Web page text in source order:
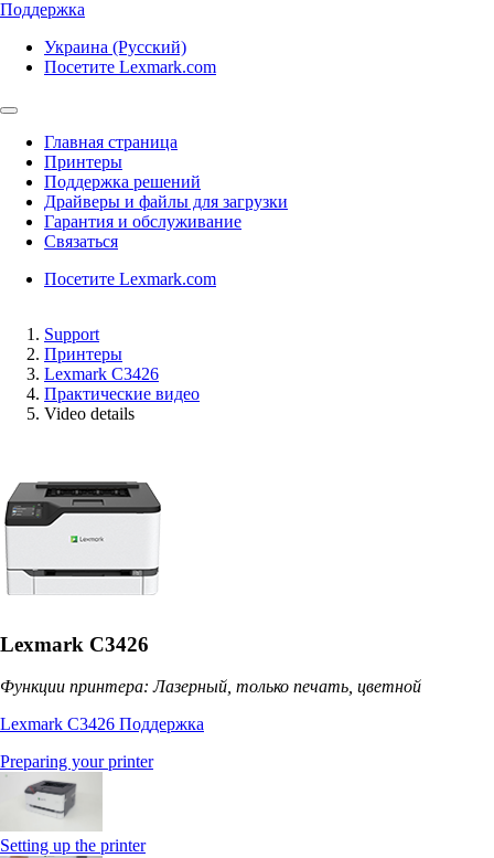
Поддержка
Украина (Русский)
Посетите Lexmark.com
Главная страница
Принтеры
Поддержка решений
Драйверы и файлы для загрузки
Гарантия и обслуживание
Связаться
Посетите Lexmark.com
Support
Принтеры
Lexmark C3426
Практические видео
Video details
Lexmark C3426
Функции принтера: Лазерный, только печать, цветной
Lexmark C3426 Поддержка
Preparing your printer
Setting up the printer